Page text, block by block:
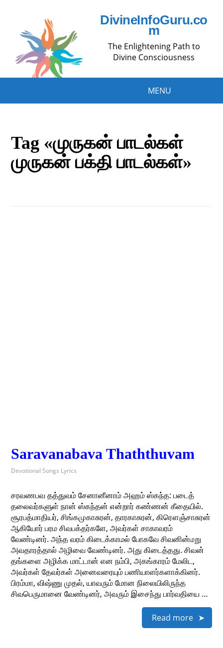
DivineInfoGuru.co
m
The Enlightening Path to
Divine Consciousness
MENU
Tag «முருகன் பாடல்கள்
முருகன் பக்தி பாடல்கள்»
Saravanabava Thaththuvam
Devotional Songs Lyrics
சரவணபவ தத்துவம் சேனானீனாம் அஹம் ஸ்கந்த: படைத்
தலைவர்களுள் நான் ஸ்கந்தன் என்றார் கண்ணன் கீதையில்.
சூரபத்மாதியர், சிங்கமுகாசுரன், தாரகாசுரன், கிரௌஞ்சாசுரன்
ஆகியோர் பரம சிவபக்தர்களே, அவர்கள் சாகாவரம்
வேண்டினர். அந்த வரம் கிடைக்காமல் போகவே சிவனின்மறு
அவதாரத்தால் அழிவை வேண்டினர். அது கிடைத்தது. சிவன்
தங்களை அழிக்க மாட்டான் என நம்பி, அகங்காரம் மேலிட,
அவர்கள் தேவர்கள் அனைவரையும் பணியாளர்களாக்கினர்.
பிரம்மா, விஷ்ணு முதல், யாவரும் மோன நிலையிலிருந்த
சிவபெருமானை வேண்டினர், அவரும் இசைந்து பார்வதியை …
Read more